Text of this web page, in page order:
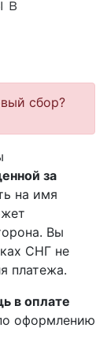
в
сбор?
за
на имя
Вы
СНГ не
платежа.
в оплате
оформлению